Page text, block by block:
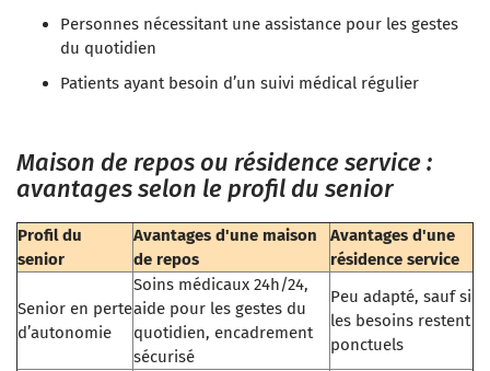
Personnes nécessitant une assistance pour les gestes
du quotidien
Patients ayant besoin d’un suivi médical régulier
Maison de repos ou résidence service :
avantages selon le profil du senior
Profil du
senior
Avantages d'une maison
de repos
Avantages d'une
résidence service
Senior en perte
d’autonomie
Soins médicaux 24h/24,
aide pour les gestes du
quotidien, encadrement
sécurisé
Peu adapté, sauf si
les besoins restent
ponctuels